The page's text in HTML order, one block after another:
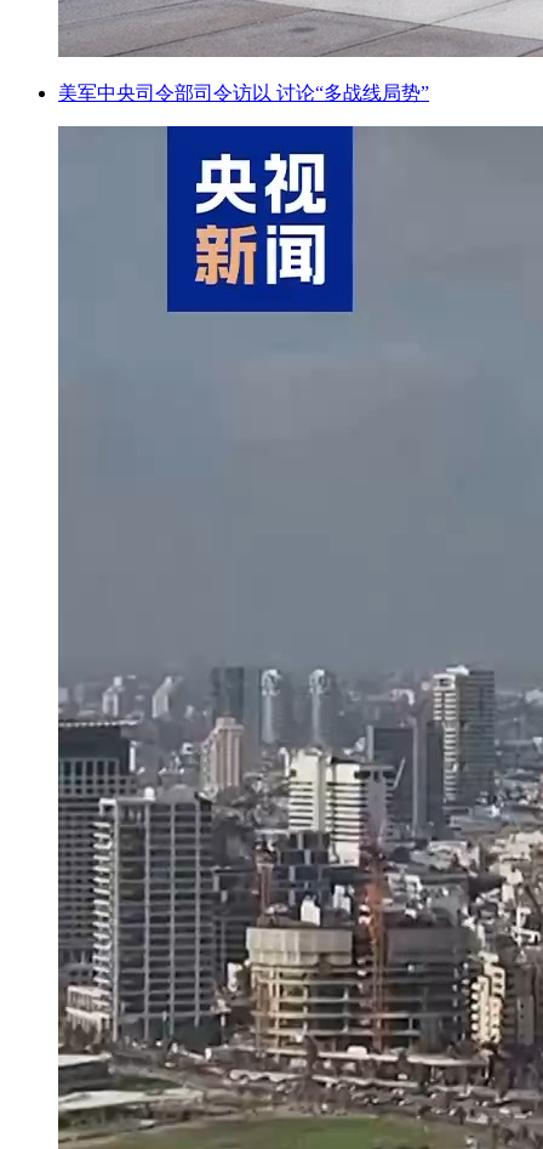
美军中央司令部司令访以 讨论“多战线局势”